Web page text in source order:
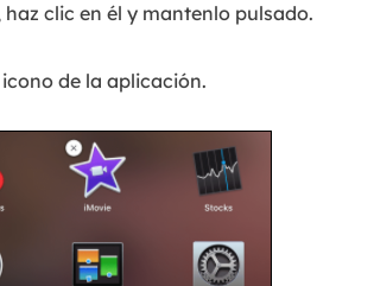
clic en él y mantenlo pulsado.
de la aplicación.